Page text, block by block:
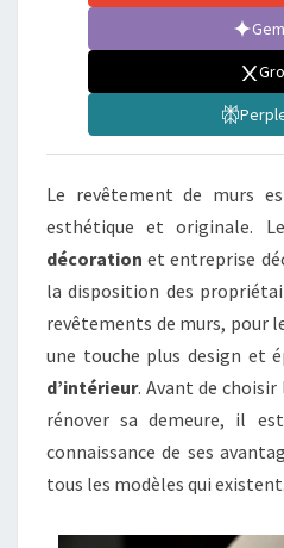
Le revêtement de murs
esthétique et originale.
décoration et entreprise
la disposition des
revêtements de murs, pour
une touche plus design et
d’intérieur. Avant de
rénover sa demeure, il
connaissance de ses
tous les modèles qui existent.